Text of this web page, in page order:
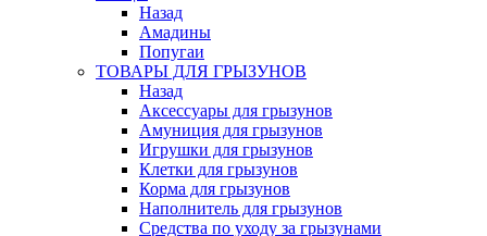
Назад
Амадины
Попугаи
ТОВАРЫ ДЛЯ ГРЫЗУНОВ
Назад
Аксессуары для грызунов
Амуниция для грызунов
Игрушки для грызунов
Клетки для грызунов
Корма для грызунов
Наполнитель для грызунов
Средства по уходу за грызунами